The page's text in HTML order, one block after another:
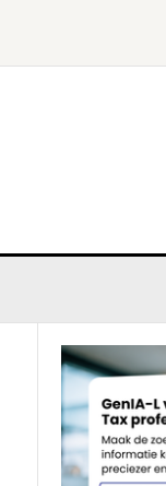
Sidebar